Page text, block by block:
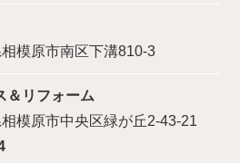
模原市南区下溝810-3
＆リフォーム
模原市中央区緑が丘2-43-21